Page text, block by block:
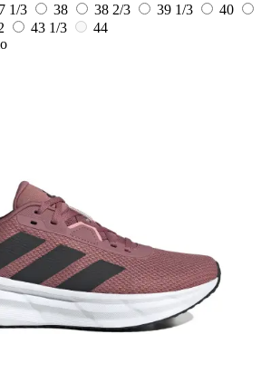
1/3 38 38 2/3 39 1/3
40
43 1/3
44